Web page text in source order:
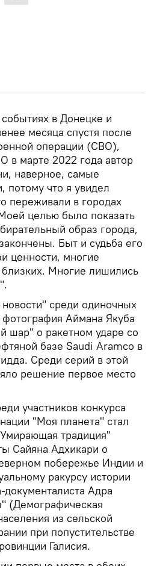
в Донецке и
месяца спустя после
операции (СВО),
в марте 2022 года автор
наверное, самые
что я увидел
переживали в городах
целью было показать
образ города,
Быт и судьба его
ценности, многие
Многие лишились
среди одиночных
Аймана Якуба
шар" о ракетном ударе со
базе Saudi Aramco в
Среди серий в этой
решение первое место
участников конкурса
"Моя планета" стал
традиция"
Сайяна Адхикари о
побережье Индии и
ракурсу истории
Адра
(Демографическая
из сельской
при попустительстве
Галисия.